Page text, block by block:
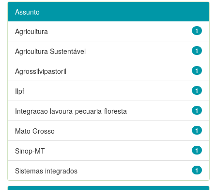
Assunto
1
Agricultura
1
Agricultura Sustentável
1
Agrossilvipastoril
1
Ilpf
1
Integracao lavoura-pecuaria-floresta
1
Mato Grosso
1
Sinop-MT
1
Sistemas integrados